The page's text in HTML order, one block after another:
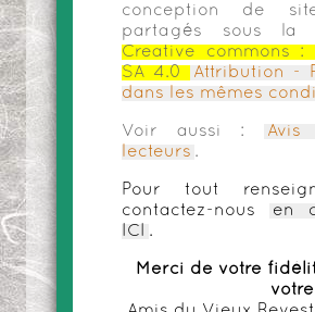
conception de
partagés sous la
Creative commons :
SA 4.0
Attribution -
dans les mêmes
Voir aussi :
lecteurs .
Pour tout
contactez-nous
en
ICI
.
Merci de votre